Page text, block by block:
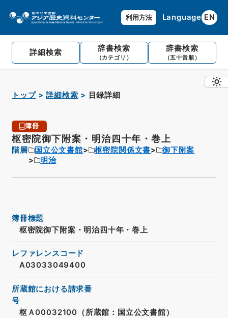
利用方法 Language EN
詳細検索 辞書検索
（カテゴリ）
辞書検索
（五十音順）
トップ 詳細検索 目録詳細
簿冊
枢密院御下附案・明治四十年・巻上
階層 国立公文書館 枢密院関係文書
御下附案
明治
簿冊標題
枢密院御下附案・明治四十年・巻上
レファレンスコード
A03033049400
所蔵館における請求番
号
枢Ａ00032100（所蔵館：国立公文書館）